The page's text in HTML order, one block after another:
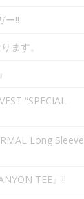
ー‼︎
ます。
“SPECIAL
Long Sleeve
TEE』‼︎